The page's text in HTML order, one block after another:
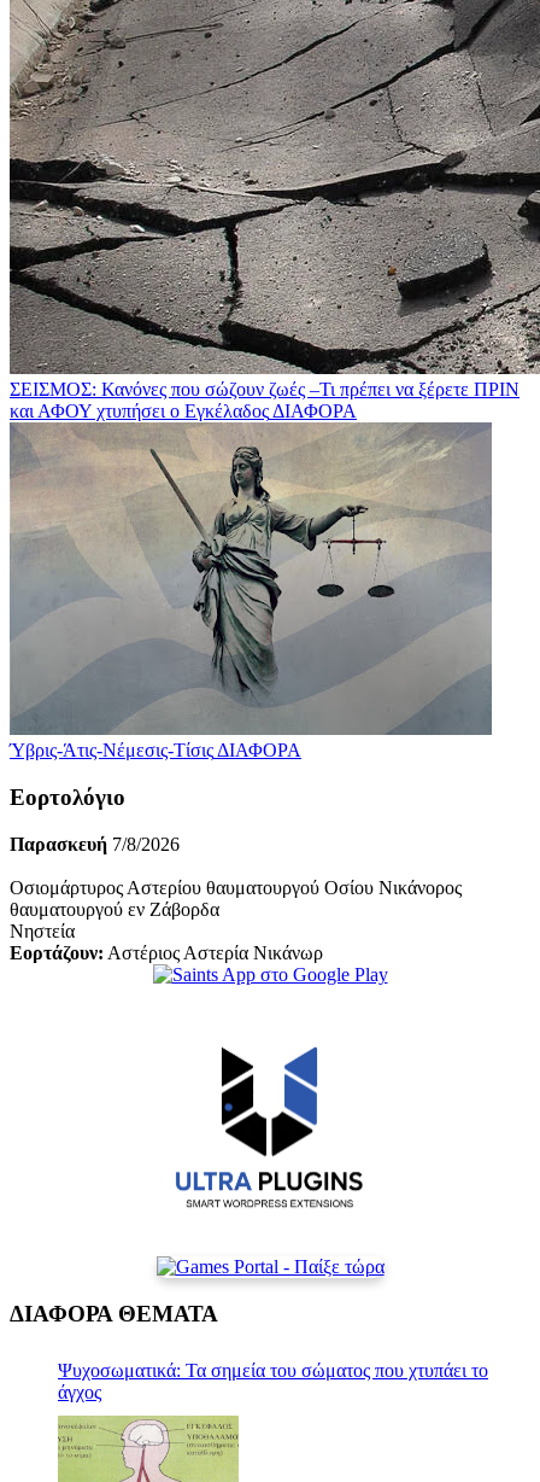
ΣΕΙΣΜΟΣ: Κανόνες που σώζουν ζωές –Τι πρέπει να ξέρετε ΠΡΙΝ
και ΑΦΟΥ χτυπήσει ο Εγκέλαδος ΔΙΑΦΟΡΑ
Ύβρις-Άτις-Νέμεσις-Τίσις ΔΙΑΦΟΡΑ
Εορτολόγιο
Παρασκευή 7/8/2026
Οσιομάρτυρος Αστερίου θαυματουργού Οσίου Νικάνορος
θαυματουργού εν Ζάβορδα
Νηστεία
Εορτάζουν: Αστέριος Αστερία Νικάνωρ
ΔΙΑΦΟΡΑ ΘΕΜΑΤΑ
Ψυχοσωματικά: Τα σημεία του σώματος που χτυπάει το
άγχος